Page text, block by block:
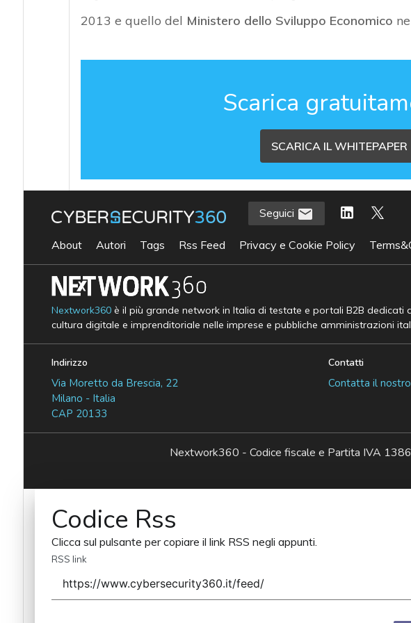
2013 e quello del Ministero dello Sviluppo Economico
Scarica
SCARICA IL WHITEPAPER
Seguici
About Autori Tags Rss Feed Privacy e Cookie Policy
Nextwork360è il più grande network in Italia di testate e portali B2B dedicati
cultura digitale e imprenditoriale nelle imprese e pubbliche amministrazioni
Indirizzo
Via Moretto da Brescia, 22
Milano - Italia
CAP 20133
Contatti
Contatta il
Nextwork360 - Codice fiscale e Partita IVA
Codice Rss
Clicca sul pulsante per copiare il link RSS negli appunti.
RSS link